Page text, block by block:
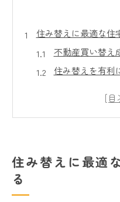
住み替えに最適な住
不動産買い替え
住み替えを有利
不動産買い替え
住み替えに最適
る